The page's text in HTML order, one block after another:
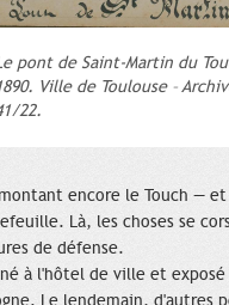
pont de Saint-Martin du
Ville de Toulouse –
22.
encore le Touch —
Là, les choses se
de défense.
à l'hôtel de ville et